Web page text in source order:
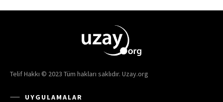
Telif Hakkı © 2023 Tüm hakları saklıdır. Uzay.org
UYGULAMALAR